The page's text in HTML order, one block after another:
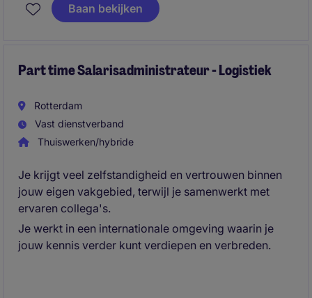
inklaring van containers en zorgt voor een correcte
soepel verloop van de logistieke processen.
Baan bekijken
Part time Salarisadministrateur - Logistiek
Rotterdam
Vast dienstverband
Thuiswerken/hybride
Je krijgt veel zelfstandigheid en vertrouwen binnen
jouw eigen vakgebied, terwijl je samenwerkt met
ervaren collega's.
Je werkt in een internationale omgeving waarin je
jouw kennis verder kunt verdiepen en verbreden.